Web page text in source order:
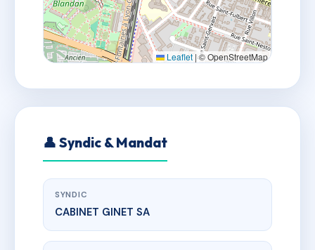
Leaflet |© OpenStreetMap
👤 Syndic & Mandat
SYNDIC
CABINET GINET SA